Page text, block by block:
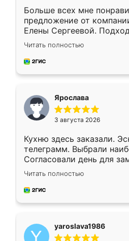
Больше всех мне
предложение от
Елены Сергеевой.
короткие сроки
для замера сотрудник
предложил по моему
Читать полностью
Ярослава
3 августа 2026
Кухню здесь заказали.
телеграмм. Выбрали
Согласовали день для
недели кухня была уже
довольны работой.
мебель за качественную
Читать полностью
yaroslava1986